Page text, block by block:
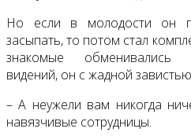
Но если в молодости он
засыпать, то потом стал
знакомые обменивались
видений, он с жадной
– А неужели вам никогда
навязчивые сотрудницы.